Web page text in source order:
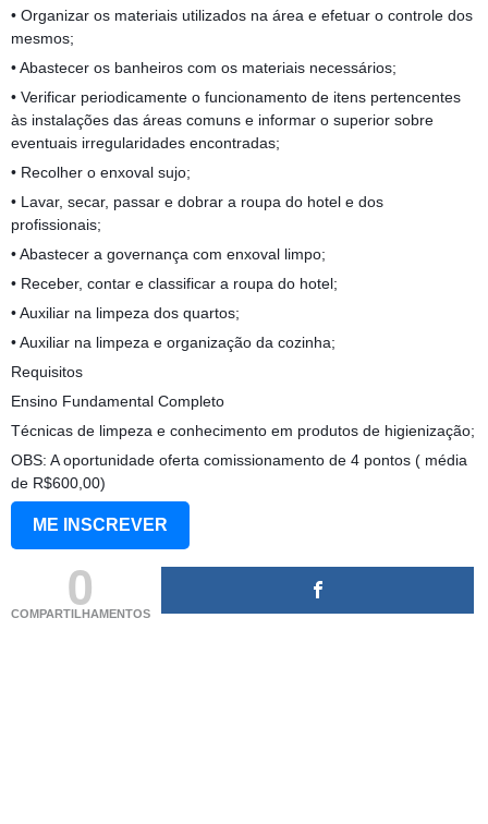
• Organizar os materiais utilizados na área e efetuar o controle dos
mesmos;
• Abastecer os banheiros com os materiais necessários;
• Verificar periodicamente o funcionamento de itens pertencentes
às instalações das áreas comuns e informar o superior sobre
eventuais irregularidades encontradas;
• Recolher o enxoval sujo;
• Lavar, secar, passar e dobrar a roupa do hotel e dos
profissionais;
• Abastecer a governança com enxoval limpo;
• Receber, contar e classificar a roupa do hotel;
• Auxiliar na limpeza dos quartos;
• Auxiliar na limpeza e organização da cozinha;
Requisitos
Ensino Fundamental Completo
Técnicas de limpeza e conhecimento em produtos de higienização;
OBS: A oportunidade oferta comissionamento de 4 pontos ( média
de R$600,00)
ME INSCREVER
0
COMPARTILHAMENTOS